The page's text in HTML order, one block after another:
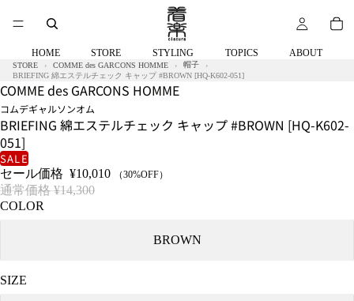
HOME STORE STYLING TOPICS ABOUT
STORE COMME des GARCONS HOMME
帽子
BRIEFING 綿エステルチェック キャップ #BROWN [HQ-K602-051]
COMME des GARCONS HOMME
コムデギャルソンオム
BRIEFING 綿エステルチェック キャップ #BROWN [HQ-K602-
051]
SALE
セール価格 ¥10,010 （30%OFF）
通常価格¥14,300
COLOR
BROWN
SIZE